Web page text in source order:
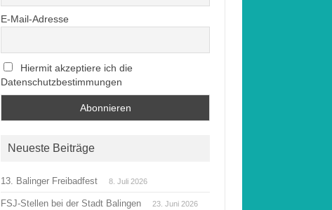
E-Mail-Adresse
Hiermit akzeptiere ich die
Datenschutzbestimmungen
Neueste Beiträge
13. Balinger Freibadfest 8. Juli 2026
FSJ-Stellen bei der Stadt Balingen 23. Juni 2026